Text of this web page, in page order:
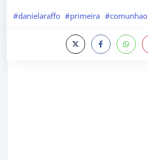
#danielaraffo #primeira #comunhao